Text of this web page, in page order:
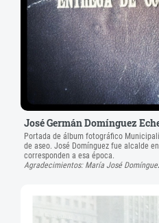
José Germán Domínguez
Portada de álbum fotográfico
de aseo. José Domínguez fue alcalde
corresponden a esa época.
Agradecimientos: María José